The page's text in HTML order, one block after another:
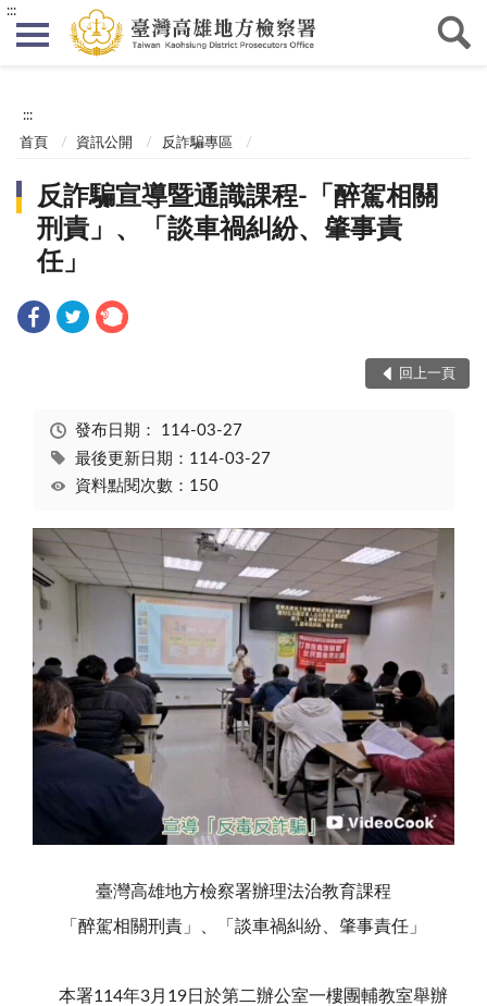
:::
:::
首頁 資訊公開 反詐騙專區
反詐騙宣導暨通識課程-「醉駕相關
刑責」、「談車禍糾紛、肇事責
任」
回上一頁
發布日期： 114-03-27
最後更新日期：114-03-27
資料點閱次數：150
臺灣高雄地方檢察署辦理法治教育課程
「醉駕相關刑責」、「談車禍糾紛、肇事責任」
本署114年3月19日於第二辦公室一樓團輔教室舉辦